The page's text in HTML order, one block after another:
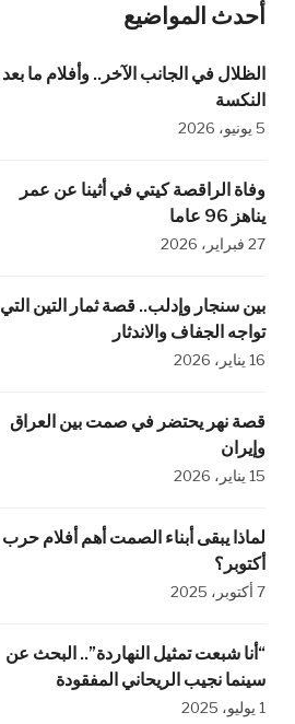
أحدث المواضيع
الظلال في الجانب الآخر.. وأفلام ما بعد
النكسة
5 يونيو، 2026
وفاة الراقصة كيتي في أثينا عن عمر
يناهز 96 عاما
27 فبراير، 2026
بين سنجار وإدلب.. قصة ثمار التين التي
تواجه الجفاف والاندثار
16 يناير، 2026
قصة نهر يحتضر في صمت بين العراق
وإيران
15 يناير، 2026
لماذا يبقى أبناء الصمت أهم أفلام حرب
أكتوبر؟
7 أكتوبر، 2025
“أنا شبعت تمثيل النهاردة”.. البحث عن
سينما نجيب الريحاني المفقودة
1 يوليو، 2025